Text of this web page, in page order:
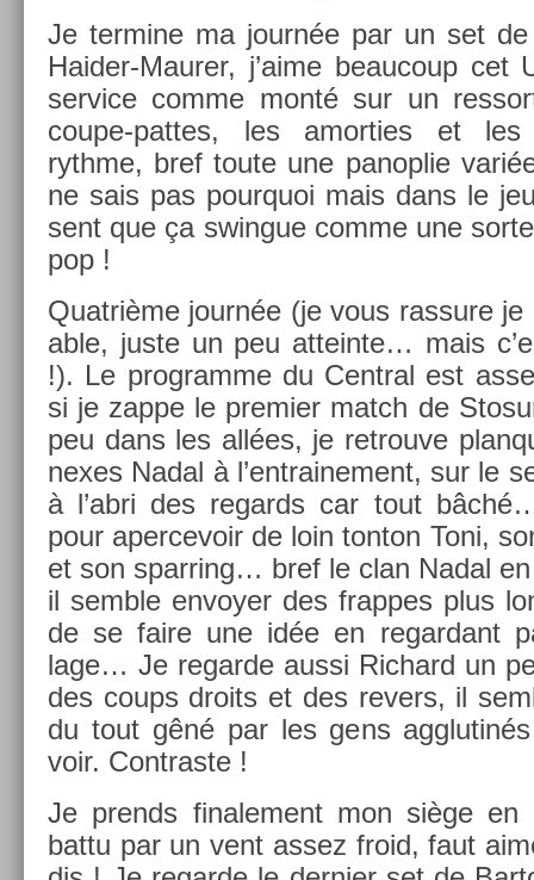
Je ter­mine ma journée par un set
Haider-Maurer, j’aime be­aucoup cet
ser­vice comme monté sur un
coupe-pattes, les amort­ies et les
rythme, bref toute une panop­lie
ne sais pas pour­quoi mais dans le
sent que ça swin­gue comme une
pop !
Quat­rième journée (je vous ras­sure
able, juste un peu at­tein­te… mais
!). Le pro­gram­me du Centr­al est
si je zappe le pre­mi­er match de
peu dans les allées, je retro­uve
nexes Nadal à l’entraine­ment, sur le
à l’abri des re­gards car tout
pour aper­cevoir de loin ton­ton Toni,
et son sparr­ing… bref le clan Nadal
il semble en­voy­er des frap­pes plus
de se faire une idée en re­gar­dant
lage… Je re­gar­de aussi Ric­hard un
des coups droits et des re­v­ers, il
du tout gêné par les gens
voir. Contra­ste !
Je pre­nds fin­ale­ment mon siège en
battu par un vent assez froid, faut